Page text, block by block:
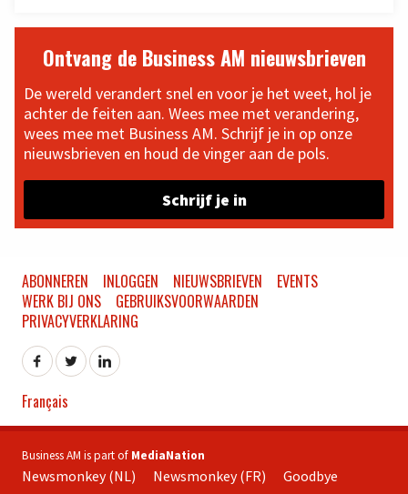
Ontvang de Business AM nieuwsbrieven
De wereld verandert snel en voor je het weet, hol je
achter de feiten aan. Wees mee met verandering,
wees mee met Business AM. Schrijf je in op onze
nieuwsbrieven en houd de vinger aan de pols.
Schrijf je in
ABONNEREN INLOGGEN NIEUWSBRIEVEN
EVENTS
WERK BIJ ONS
GEBRUIKSVOORWAARDEN
PRIVACYVERKLARING
Français
Business AM is part of MediaNation
Newsmonkey (NL) Newsmonkey (FR) Goodbye